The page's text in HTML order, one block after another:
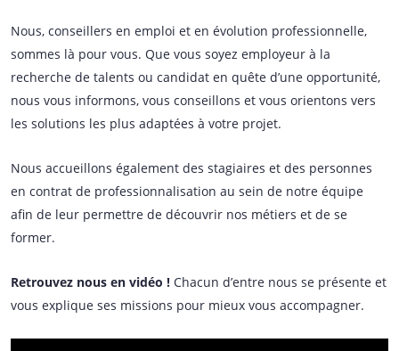
Nous, conseillers en emploi et en évolution professionnelle,
sommes là pour vous. Que vous soyez employeur à la
recherche de talents ou candidat en quête d’une opportunité,
nous vous informons, vous conseillons et vous orientons vers
les solutions les plus adaptées à votre projet.
Nous accueillons également des stagiaires et des personnes
en contrat de professionnalisation au sein de notre équipe
afin de leur permettre de découvrir nos métiers et de se
former.
Retrouvez nous en vidéo ! Chacun d’entre nous se présente et
vous explique ses missions pour mieux vous accompagner.